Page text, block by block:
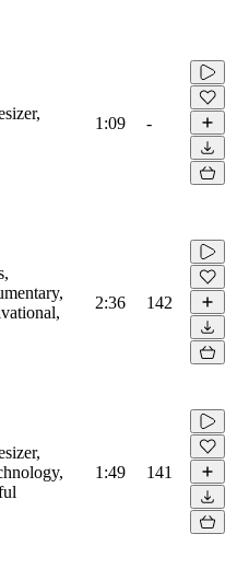
1:09 -
2:36 142
1:49 141